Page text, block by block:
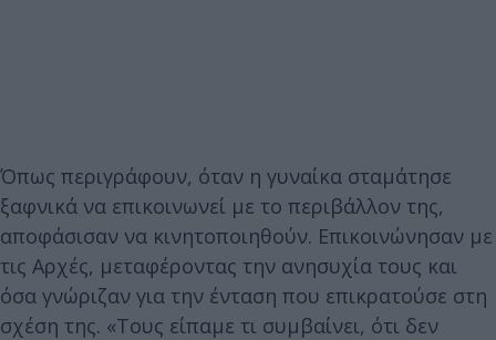
Όπως περιγράφουν, όταν η γυναίκα σταμάτησε
ξαφνικά να επικοινωνεί με το περιβάλλον της,
αποφάσισαν να κινητοποιηθούν. Επικοινώνησαν με
τις Αρχές, μεταφέροντας την ανησυχία τους και
όσα γνώριζαν για την ένταση που επικρατούσε στη
σχέση της. «Τους είπαμε τι συμβαίνει, ότι δεν